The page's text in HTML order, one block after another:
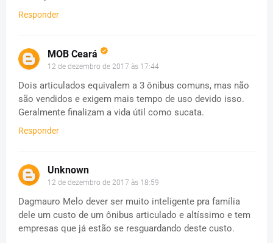
Responder
MOB Ceará
12 de dezembro de 2017 às 17:44
Dois articulados equivalem a 3 ônibus comuns, mas não
são vendidos e exigem mais tempo de uso devido isso.
Geralmente finalizam a vida útil como sucata.
Responder
Unknown
12 de dezembro de 2017 às 18:59
Dagmauro Melo dever ser muito inteligente pra família
dele um custo de um ônibus articulado e altíssimo e tem
empresas que já estão se resguardando deste custo.